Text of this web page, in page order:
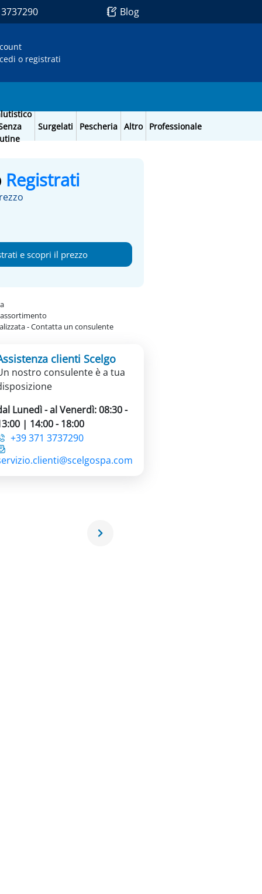
Blog
o registrati
Surgelati Pescheria Altro Professionale
Registrati
e scopri il prezzo
- Contatta un consulente
clienti Scelgo
nostro consulente è a tua
Lunedì - al Venerdì: 08:30 -
| 14:00 - 18:00
+39 371 3737290